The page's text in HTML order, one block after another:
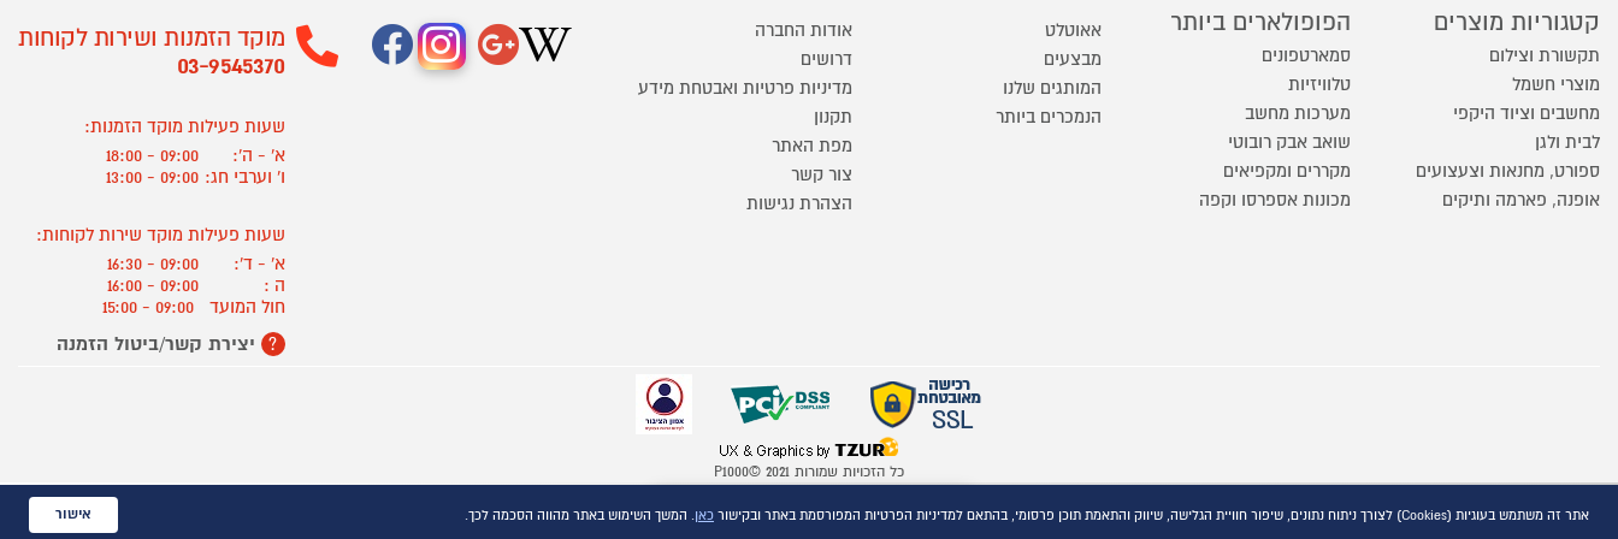
השוואת מוצרים
קטגוריות מוצרים
תקשורת וצילום
מוצרי חשמל
מחשבים וציוד היקפי
לבית ולגן
ספורט, מחנאות וצעצועים
אופנה, פארמה ותיקים
הפופולארים ביותר
סמארטפונים
טלוויזיות
מערכות מחשב
שואב אבק רובוטי
מקררים ומקפיאים
מכונות אספרסו וקפה
אאוטלט
מבצעים
המותגים שלנו
הנמכרים ביותר
אודות החברה
דרושים
מדיניות פרטיות ואבטחת מידע
תקנון
מפת האתר
צור קשר
הצהרת נגישות
מוקד הזמנות ושירות לקוחות
03-9545370
שעות פעילות מוקד הזמנות:
א' - ה':
09:00 - 18:00
ו' וערבי חג: 09:00 - 13:00
שעות פעילות מוקד שירות לקוחות:
א' - ד':
09:00 - 16:30
ה :
09:00 - 16:00
חול המועד
09:00 - 15:00
?
יצירת קשר/ביטול הזמנה
כל הזכויות שמורות P1000© 2021
ט.ל.ח.
אתר זה משתמש בעוגיות (Cookies) לצורך ניתוח נתונים, שיפור חוויית הגלישה, שיווק והתאמת תוכן פרסומי, בהתאם למדיניות הפרטיות המפורסמת באתר ובקישור כאן . המשך השימוש באתר מהווה הסכמה לכך. אישור